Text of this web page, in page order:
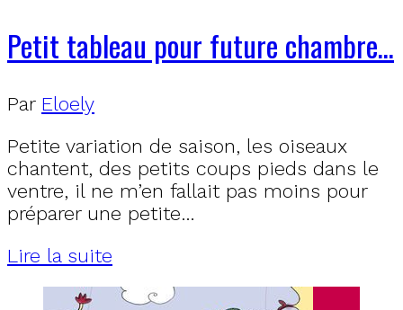
Petit tableau pour future chambre…
Par Eloely
Petite variation de saison, les oiseaux
chantent, des petits coups pieds dans le
ventre, il ne m’en fallait pas moins pour
préparer une petite…
Lire la suite